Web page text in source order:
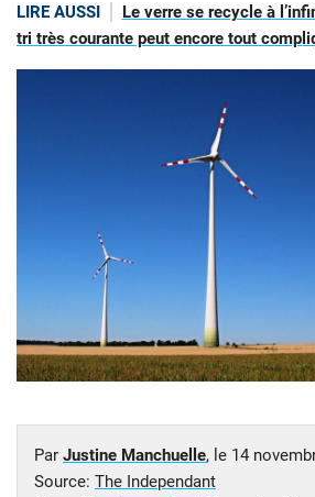
LIRE AUSSI
Le verre se recycle à
tri très courante peut encore tout
Par Justine Manchuelle, le 14
Source: The Independant